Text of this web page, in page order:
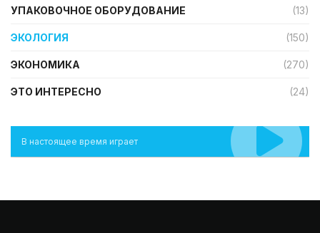
УПАКОВОЧНОЕ ОБОРУДОВАНИЕ (13)
ЭКОЛОГИЯ (150)
ЭКОНОМИКА (270)
ЭТО ИНТЕРЕСНО (24)
В настоящее время играет